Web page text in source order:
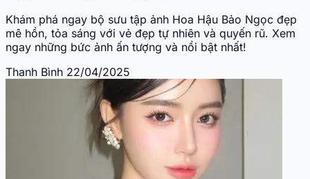
Khám phá ngay bộ sưu tập ảnh Hoa Hậu Bảo Ngọc đẹp
mê hồn, tỏa sáng với vẻ đẹp tự nhiên và quyến rũ. Xem
ngay những bức ảnh ấn tượng và nổi bật nhất!
Thanh Bình 22/04/2025